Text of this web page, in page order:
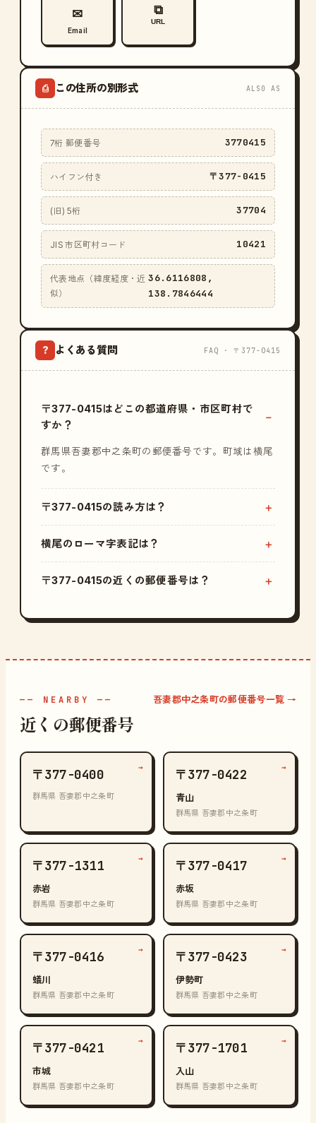
✉
Email
⧉
URL
⎙ この住所の別形式 ALSO AS
7桁 郵便番号 3770415
ハイフン付き 〒377-0415
(旧) 5桁 37704
JIS 市区町村コード 10421
代表地点（緯度経度・近
似）
36.6116808,
138.7846444
? よくある質問 FAQ · 〒377-0415
〒377-0415はどこの都道府県・市区町村で
すか？
群馬県吾妻郡中之条町の郵便番号です。町域は横尾
です。
〒377-0415の読み方は？
横尾のローマ字表記は？
〒377-0415の近くの郵便番号は？
—— NEARBY ——
近くの郵便番号
吾妻郡中之条町の郵便番号一覧 →
〒377-0400
群馬県 吾妻郡中之条町
→ 〒377-0422
青山
群馬県 吾妻郡中之条町
→
〒377-1311
赤岩
群馬県 吾妻郡中之条町
→ 〒377-0417
赤坂
群馬県 吾妻郡中之条町
→
〒377-0416
蟻川
群馬県 吾妻郡中之条町
→ 〒377-0423
伊勢町
群馬県 吾妻郡中之条町
→
〒377-0421
市城
群馬県 吾妻郡中之条町
→ 〒377-1701
入山
群馬県 吾妻郡中之条町
→